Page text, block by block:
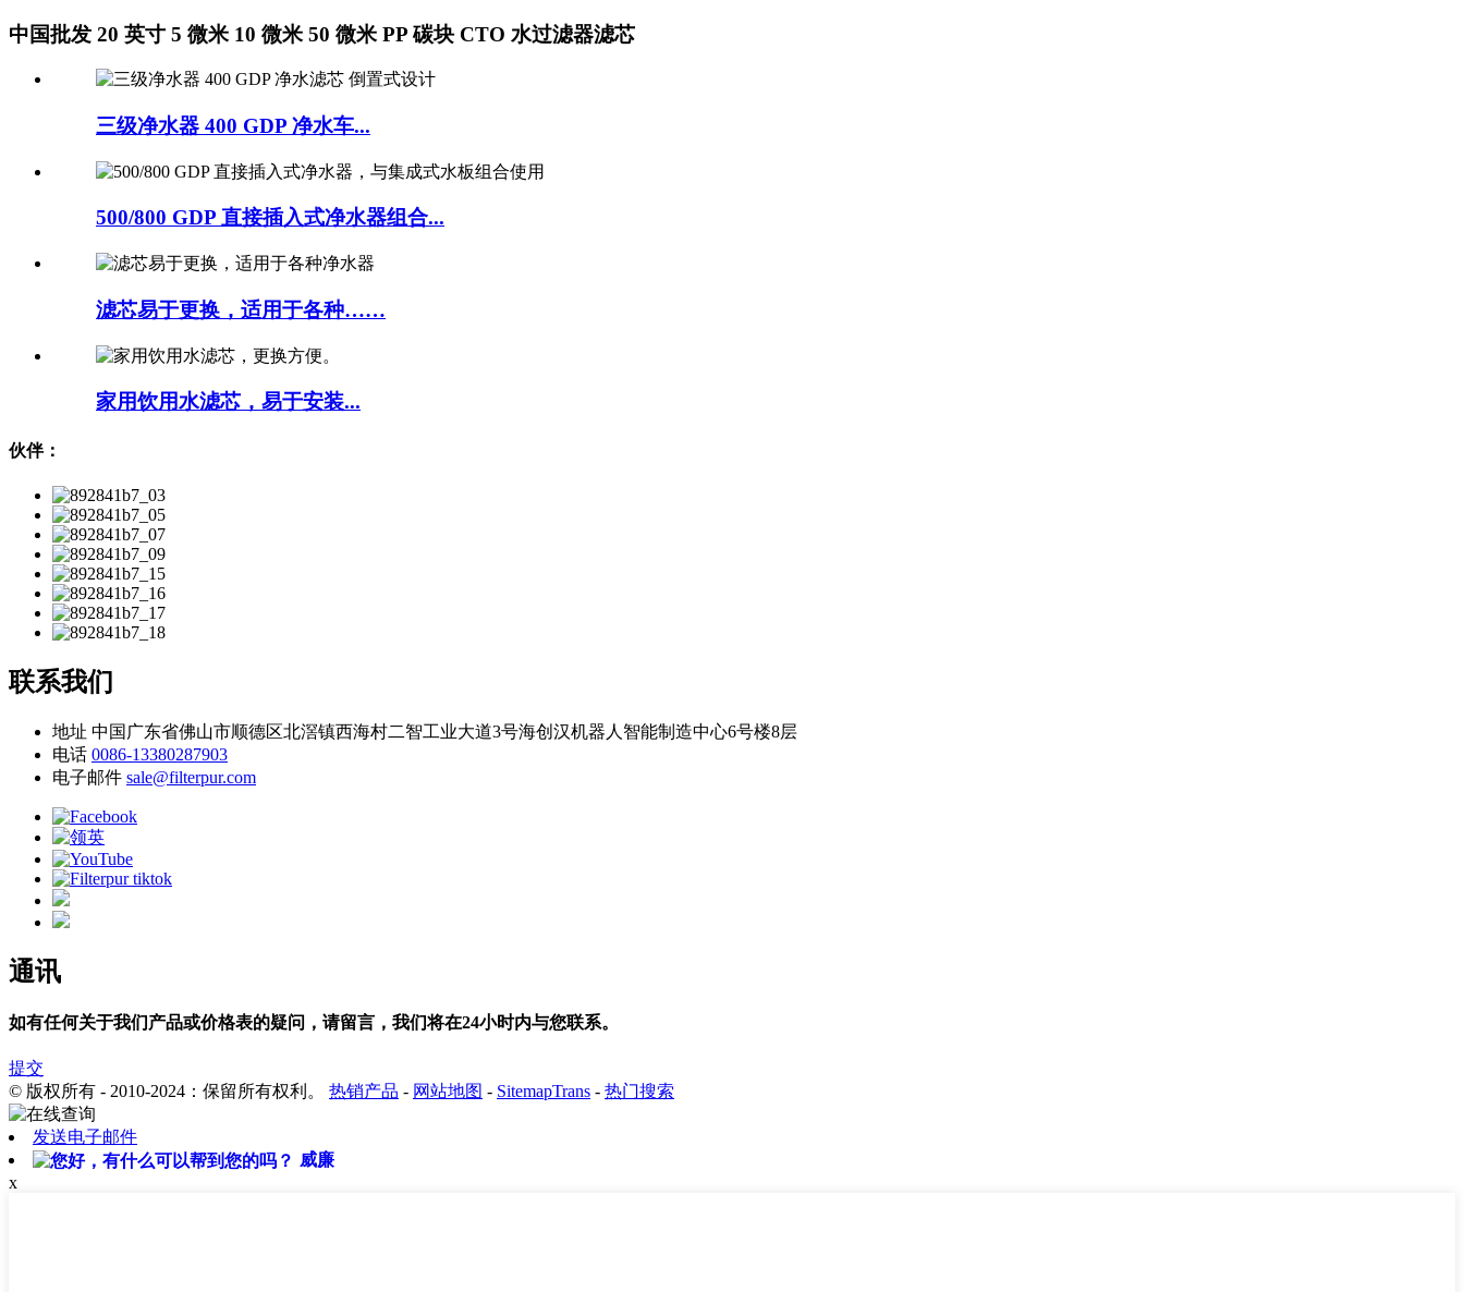
中国批发 20 英寸 5 微米 10 微米 50 微米 PP 碳块 CTO 水过滤器滤芯
三级净水器 400 GDP 净水车...
500/800 GDP 直接插入式净水器组合...
滤芯易于更换，适用于各种……
家用饮用水滤芯，易于安装...
伙伴：
联系我们
地址 中国广东省佛山市顺德区北滘镇西海村二智工业大道3号海创汉机器人智能制造中心6号楼8层
电话 0086-13380287903
电子邮件 sale@filterpur.com
通讯
如有任何关于我们产品或价格表的疑问，请留言，我们将在24小时内与您联系。
提交
© 版权所有 - 2010-2024：保留所有权利。 热销产品 - 网站地图 - SitemapTrans - 热门搜索
发送电子邮件
威廉
x